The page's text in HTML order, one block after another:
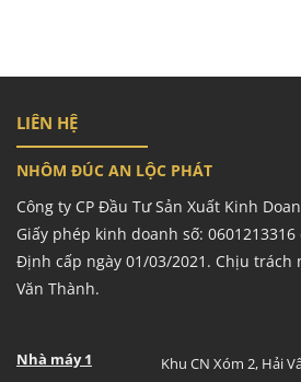
LIÊN HỆ
NHÔM ĐÚC AN LỘC PHÁT
Công ty CP Đầu Tư Sản Xuất Kinh
Giấy phép kinh doanh số:
Định cấp ngày 01/03/2021. Chịu trách
Văn Thành.
Nhà máy 1 Khu CN Xóm 2, Hải